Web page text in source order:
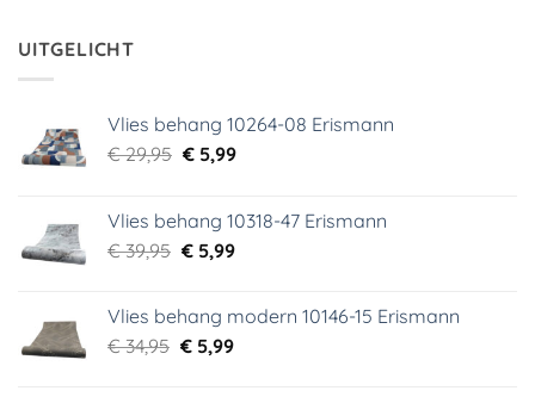
UITGELICHT
Vlies behang 10264-08 Erismann
€29,95 Oorspronkelijke
€ 29,95.
€5,99Huidige
€ 5,99.
Vlies behang 10318-47 Erismann
€39,95 Oorspronkelijke
€ 39,95.
€5,99Huidige
€ 5,99.
Vlies behang modern 10146-15 Erismann
€34,95 Oorspronkelijke
€5,99Huidige